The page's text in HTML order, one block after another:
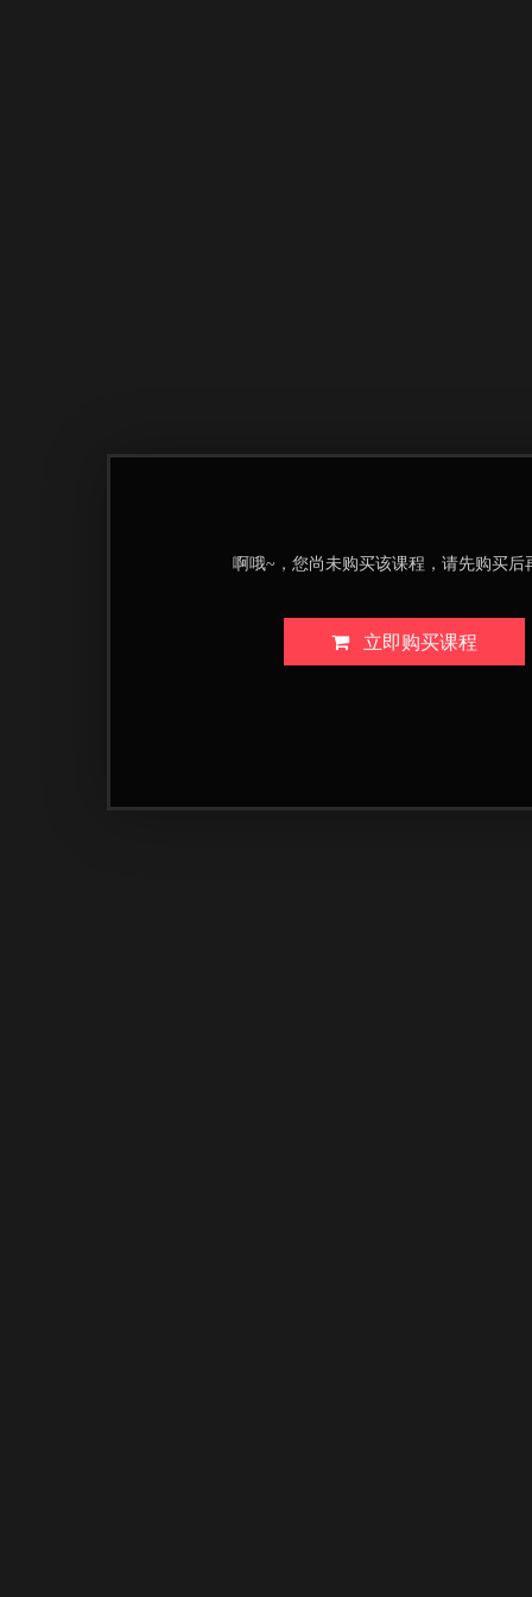
啊哦~，您尚未购买该课程，请先购买后
立即购买课程